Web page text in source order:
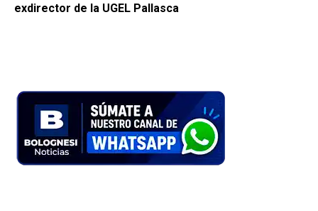
exdirector de la UGEL Pallasca